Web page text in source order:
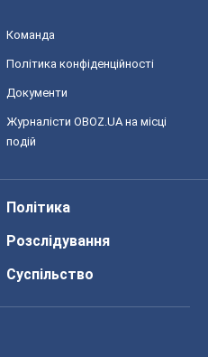
Команда
Політика конфіденційності
Документи
Журналісти OBOZ.UA на місці
подій
Політика
Розслідування
Суспільство